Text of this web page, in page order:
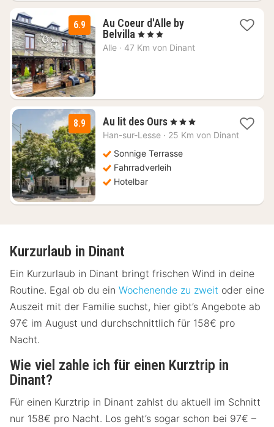
6.9
Au Coeur d'Alle by
Belvilla 2
Nächte
, 3 Sterne
Alle · 47 Km von Dinant
8.9 Au lit des Ours1
Nacht
82,50
€
, 3 Sterne
Han-sur-Lesse · 25 Km von Dinant
Sonnige Terrasse
Fahrradverleih
Hotelbar
Kurzurlaub in Dinant
Ein Kurzurlaub in Dinant bringt frischen Wind in deine
Routine. Egal ob du ein Wochenende zu zweit oder eine
Auszeit mit der Familie suchst, hier gibt’s Angebote ab
97€ im August und durchschnittlich für 158€ pro
Nacht.
Wie viel zahle ich für einen Kurztrip in
Dinant?
Für einen Kurztrip in Dinant zahlst du aktuell im Schnitt
nur 158€ pro Nacht. Los geht’s sogar schon bei 97€ –